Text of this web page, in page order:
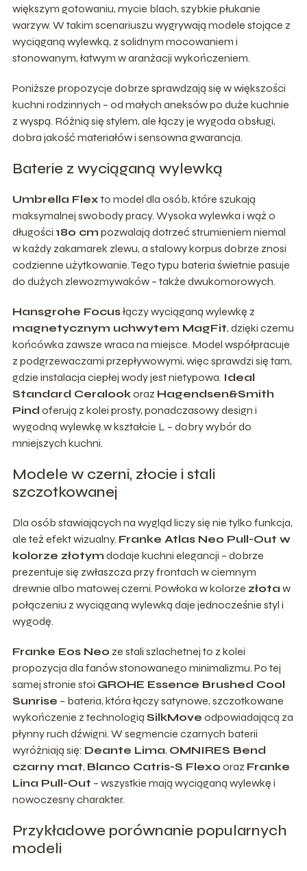
większym gotowaniu, mycie blach, szybkie płukanie
warzyw. W takim scenariuszu wygrywają modele stojące z
wyciąganą wylewką, z solidnym mocowaniem i
stonowanym, łatwym w aranżacji wykończeniem.
Poniższe propozycje dobrze sprawdzają się w większości
kuchni rodzinnych – od małych aneksów po duże kuchnie
z wyspą. Różnią się stylem, ale łączy je wygoda obsługi,
dobra jakość materiałów i sensowna gwarancja.
Baterie z wyciąganą wylewką
Umbrella Flex to model dla osób, które szukają
maksymalnej swobody pracy. Wysoka wylewka i wąż o
długości 180 cm pozwalają dotrzeć strumieniem niemal
w każdy zakamarek zlewu, a stalowy korpus dobrze znosi
codzienne użytkowanie. Tego typu bateria świetnie pasuje
do dużych zlewozmywaków – także dwukomorowych.
Hansgrohe Focusłączy wyciąganą wylewkę z
magnetycznym uchwytem MagFit, dzięki czemu
końcówka zawsze wraca na miejsce. Model współpracuje
z podgrzewaczami przepływowymi, więc sprawdzi się tam,
gdzie instalacja ciepłej wody jest nietypowa. Ideal
Standard Ceralookoraz Hagendsen&Smith
Pind oferują z kolei prosty, ponadczasowy design i
wygodną wylewkę w kształcie L – dobry wybór do
mniejszych kuchni.
Modele w czerni, złocie i stali
szczotkowanej
Dla osób stawiających na wygląd liczy się nie tylko funkcja,
ale też efekt wizualny. Franke Atlas Neo Pull-Out w
kolorze złotym dodaje kuchni elegancji – dobrze
prezentuje się zwłaszcza przy frontach w ciemnym
drewnie albo matowej czerni. Powłoka w kolorze złota w
połączeniu z wyciąganą wylewką daje jednocześnie styl i
wygodę.
Franke Eos Neo ze stali szlachetnej to z kolei
propozycja dla fanów stonowanego minimalizmu. Po tej
samej stronie stoi GROHE Essence Brushed Cool
Sunrise – bateria, która łączy satynowe, szczotkowane
wykończenie z technologią SilkMove odpowiadającą za
płynny ruch dźwigni. W segmencie czarnych baterii
wyróżniają się: Deante Lima, OMNIRES Bend
czarny mat, Blanco Catris-S Flexo oraz Franke
Lina Pull-Out – wszystkie mają wyciąganą wylewkę i
nowoczesny charakter.
Przykładowe porównanie popularnych
modeli